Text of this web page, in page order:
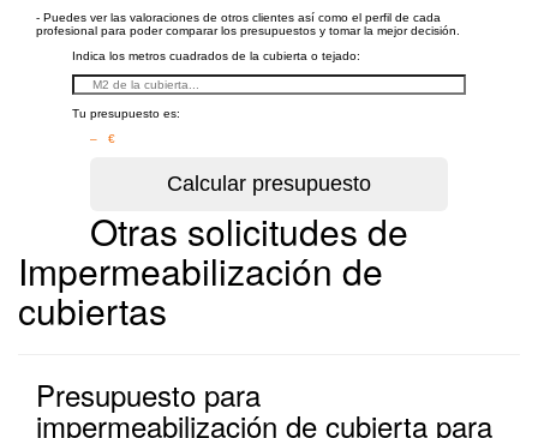
- Puedes ver las valoraciones de otros clientes así como el perfil de cada
profesional para poder comparar los presupuestos y tomar la mejor decisión.
Indica los metros cuadrados de la cubierta o tejado:
Tu presupuesto es:
– €
Otras solicitudes de
Impermeabilización de
cubiertas
Presupuesto para
impermeabilización de cubierta para